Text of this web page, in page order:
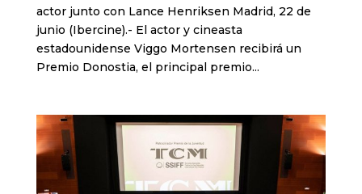
actor junto con Lance Henriksen Madrid, 22 de
junio (Ibercine).- El actor y cineasta
estadounidense Viggo Mortensen recibirá un
Premio Donostia, el principal premio...